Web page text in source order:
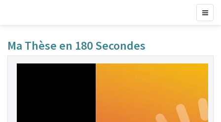
Ma Thèse en 180 Secondes